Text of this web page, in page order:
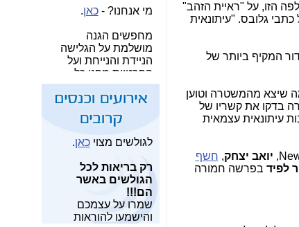
הזו, על "ראיית הזהב"
גלובס. "עיתונאית
המקיף ביותר של
שיצא מהמשטרה וטוען
בדקו את קשריו של
עיתונאית עצמאית
, יואב יצחק, חשף
לפיד בפרשה חמורה
מושלמת על הגלישה
הניידת והנייחת ועל
הפרטיות מפני כל
לוח אירועים וכנסים של
עולם ההיי-טק -
מאות מחקרים
מצוייםכאן.
מחפש תוכנות
חופשיות? תוכל
Technologies Forum
29.10.26 -
Israel
Mobile Summit 2026
30.11.26 -
Telco
2026
לוח האירועיםהמלא
לגולשים מצוי
רק בריאות לכל
הגולשים באשר
הם!!!
שמרו על עצמכם
והישמעו להוראות
פיקוד העורף!!
המחדל הגדול:
המתקפה נעלמה מעיני
שלו?-כאן
פרשת "
הסודי ": עדכונים
שוטפים על פרשת